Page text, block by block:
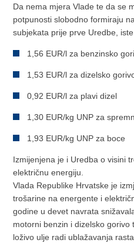
Da nema mjera Vlade te da se
potpunosti slobodno formiraju
subjekata prije prve Uredbe,
1,56 EUR/l za benzinsko
1,53 EUR/l za dizelsko
0,92 EUR/l za plavi dizel
1,30 EUR/kg UNP za
1,93 EUR/kg UNP za boce
Izmijenjena je i Uredba o visini
električnu energiju.
Vlada Republike Hrvatske je
trošarine na energente i
godine u devet navrata
motorni benzin i dizelsko
loživo ulje radi ublažavanja